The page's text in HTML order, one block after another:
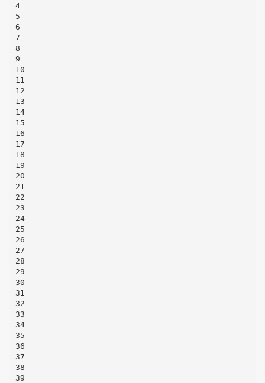
4
5
6
7
8
9
10
11
12
13
14
15
16
17
18
19
20
21
22
23
24
25
26
27
28
29
30
31
32
33
34
35
36
37
38
39